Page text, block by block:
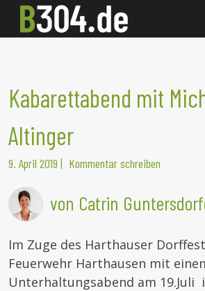
Kabarettabend mit
Altinger
9. April 2019 | Kommentar schreiben
von Catrin
Im Zuge des Harthauser
Feuerwehr Harthausen mit
Unterhaltungsabend am 19.Juli